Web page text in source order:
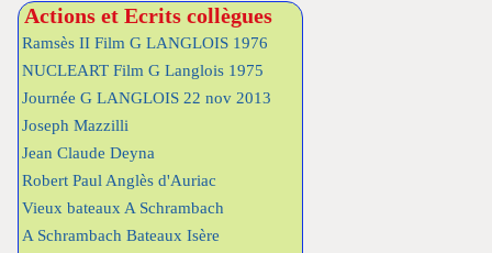
Actions et Ecrits collègues
Ramsès II Film G LANGLOIS 1976
NUCLEART Film G Langlois 1975
Journée G LANGLOIS 22 nov 2013
Joseph Mazzilli
Jean Claude Deyna
Robert Paul Anglès d'Auriac
Vieux bateaux A Schrambach
A Schrambach Bateaux Isère